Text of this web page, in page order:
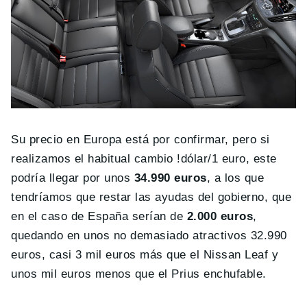
Su precio en Europa está por confirmar, pero si
realizamos el habitual cambio !dólar/1 euro, este
podría llegar por unos 34.990 euros, a los que
tendríamos que restar las ayudas del gobierno, que
en el caso de España serían de 2.000 euros,
quedando en unos no demasiado atractivos 32.990
euros, casi 3 mil euros más que el Nissan Leaf y
unos mil euros menos que el Prius enchufable.